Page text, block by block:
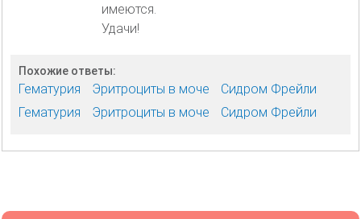
имеются.
Удачи!
Похожие ответы:
Гематурия Эритроциты в моче
Сидром Фрейли
Гематурия
Эритроциты в моче Сидром Фрейли